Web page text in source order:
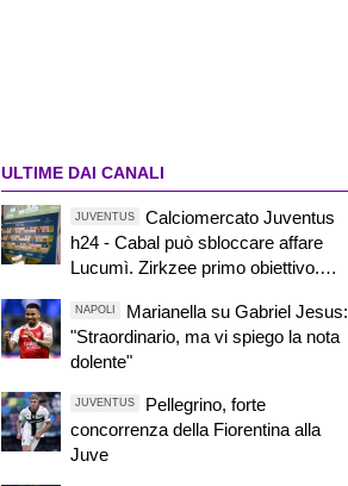
ULTIME DAI CANALI
JUVENTUS
Calciomercato Juventus
h24 - Cabal può sbloccare affare
Lucumì. Zirkzee primo obiettivo.
Zhegrova non vuole partire. Sorloth
sul mercato. Vlahovic, nuova
pretendente
NAPOLI
Marianella su Gabriel Jesus:
"Straordinario, ma vi spiego la nota
dolente"
JUVENTUS
Pellegrino, forte
concorrenza della Fiorentina alla
Juve